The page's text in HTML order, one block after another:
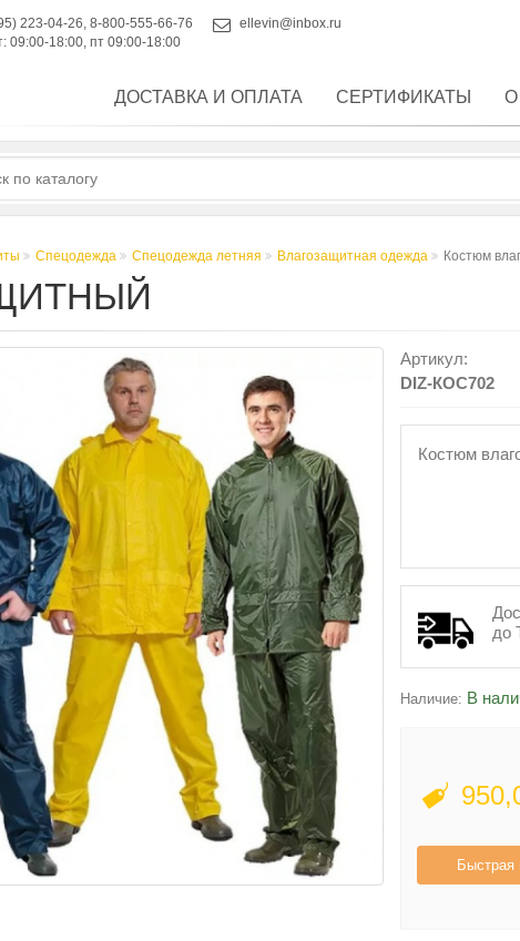
223-04-26, 8-800-555-66-76
ellevin@inbox.ru
09:00-18:00, пт 09:00-18:00
ДОСТАВКА И ОПЛАТА СЕРТИФИКАТЫ О
Спецодежда Спецодежда летняя Влагозащитная одежда Костюм
Артикул:
DIZ-КОС702
Костюм
до
Наличие: В
Быстрая